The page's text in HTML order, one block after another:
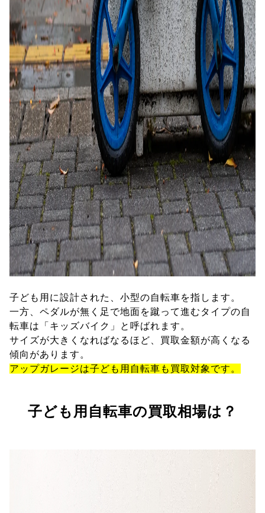
子ども用に設計された、小型の自転車を指します。
一方、ペダルが無く足で地面を蹴って進むタイプの自
転車は「キッズバイク」と呼ばれます。
サイズが大きくなればなるほど、買取金額が高くなる
傾向があります。
アップガレージは子ども用自転車も買取対象です。
子ども用自転車の買取相場は？